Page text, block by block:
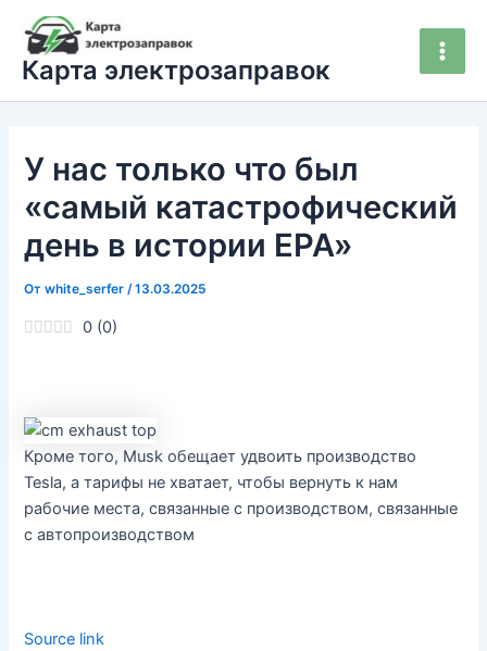
Перейти
содержимому
Карта электрозаправок
У нас только что был
«самый катастрофический
день в истории EPA»
Отwhite_serfer/13.03.2025
0 (0)
Кроме того, Musk обещает удвоить производство
Tesla, а тарифы не хватает, чтобы вернуть к нам
рабочие места, связанные с производством, связанные
с автопроизводством
Source link